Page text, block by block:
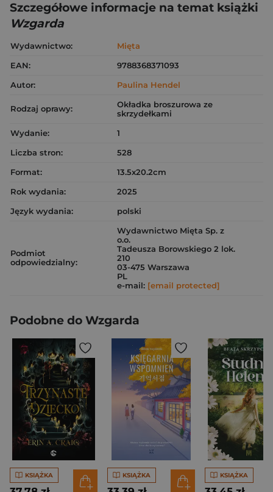
Szczegółowe informacje na temat książki
Wzgarda
Wydawnictwo:
Mięta
EAN:
9788368371093
Autor:
Paulina Hendel
Rodzaj oprawy:
Okładka broszurowa ze
skrzydełkami
Wydanie:
1
Liczba stron:
528
Format:
13.5x20.2cm
Rok wydania:
2025
Język wydania:
polski
Podmiot
odpowiedzialny:
Wydawnictwo Mięta Sp. z
o.o.
Tadeusza Borowskiego 2 lok.
210
03-475 Warszawa
PL
e-mail: [email protected]
Podobne do Wzgarda
KSIĄŻKA KSIĄŻKA KSIĄŻKA